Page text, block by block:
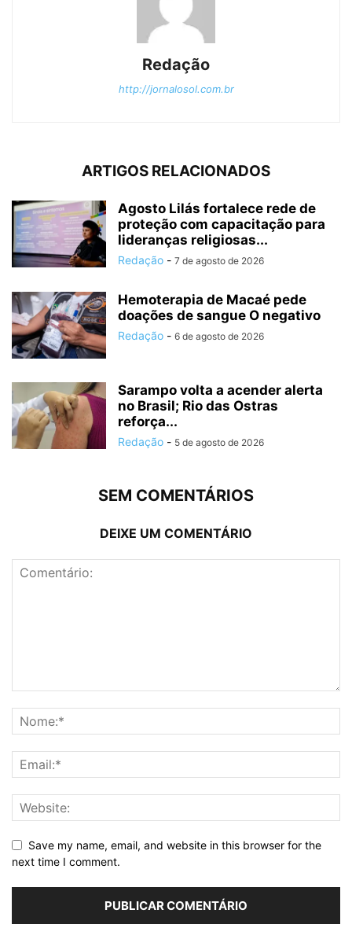
Redação
http://jornalosol.com.br
ARTIGOS RELACIONADOS
Agosto Lilás fortalece rede de
proteção com capacitação para
lideranças religiosas...
Redação - 7 de agosto de 2026
Hemoterapia de Macaé pede
doações de sangue O negativo
Redação - 6 de agosto de 2026
Sarampo volta a acender alerta
no Brasil; Rio das Ostras
reforça...
Redação - 5 de agosto de 2026
SEM COMENTÁRIOS
DEIXE UM COMENTÁRIO
Save my name, email, and website in this browser for the
next time I comment.